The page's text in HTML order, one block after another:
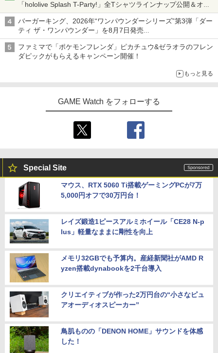
「hololive Splash T-Party!」全Tシャツラインナップ公開＆オン
ライン販売開始
バーガーキング、2026年“ワンパウンダーシリーズ”第3弾「ダー
ティ ザ・ワンパウンダー」を8月7日発売
「特製ガーリックマヨソース」を使用した超大型チーズバーガー
ファミマで「ポケモンフレンダ」ピカチュウ&ゼラオラのフレン
ダピックがもらえるキャンペーン開催！
もっと見る
GAME Watch をフォローする
Special Site
マウス、RTX 5060 Ti搭載ゲーミングPCが7万
5,000円オフで30万円台！
レイズ鍛造1ピースアルミホイール「CE28 N-p
lus」軽量なままに剛性を向上
メモリ32GBでも予算内。産経新聞社がAMD R
yzen搭載dynabookを2千台導入
クリエイティブが作った2万円台の“小さなピュ
アオーディオスピーカー”
鳥肌ものの「DENON HOME」サウンドを体感
した！